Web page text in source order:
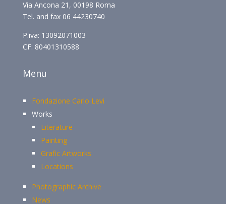
Via Ancona 21, 00198 Roma
Tel. and fax 06 44230740
P.iva: 13092071003
CF: 80401310588
Menu
Fondazione Carlo Levi
Works
Literature
Painting
Grafic Artworks
Locations
Photographic Archive
News